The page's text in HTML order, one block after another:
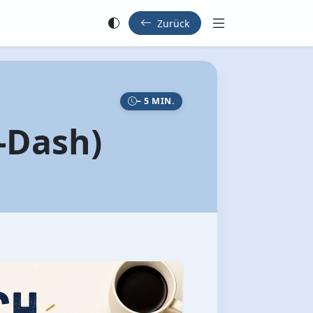
Zurück
~ 5 MIN.